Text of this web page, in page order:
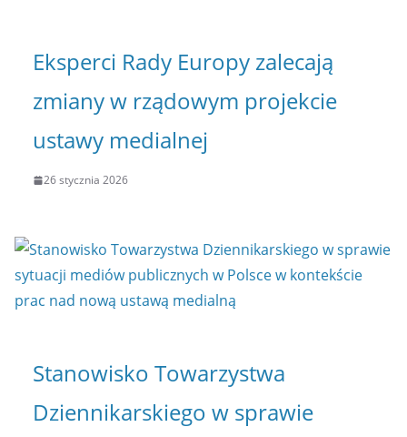
Eksperci Rady Europy zalecają
zmiany w rządowym projekcie
ustawy medialnej
26 stycznia 2026
Stanowisko Towarzystwa
Dziennikarskiego w sprawie